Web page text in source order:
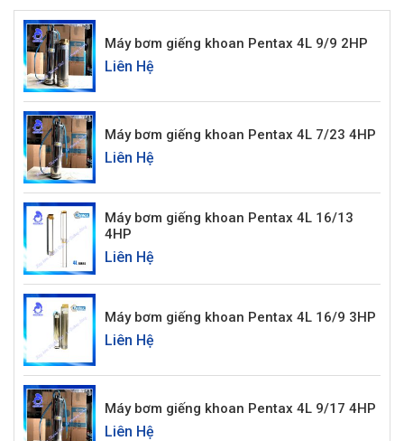
Máy bơm giếng khoan Pentax 4L 9/9 2HP
Liên Hệ
Máy bơm giếng khoan Pentax 4L 7/23 4HP
Liên Hệ
Máy bơm giếng khoan Pentax 4L 16/13
4HP
Liên Hệ
Máy bơm giếng khoan Pentax 4L 16/9 3HP
Liên Hệ
Máy bơm giếng khoan Pentax 4L 9/17 4HP
Liên Hệ